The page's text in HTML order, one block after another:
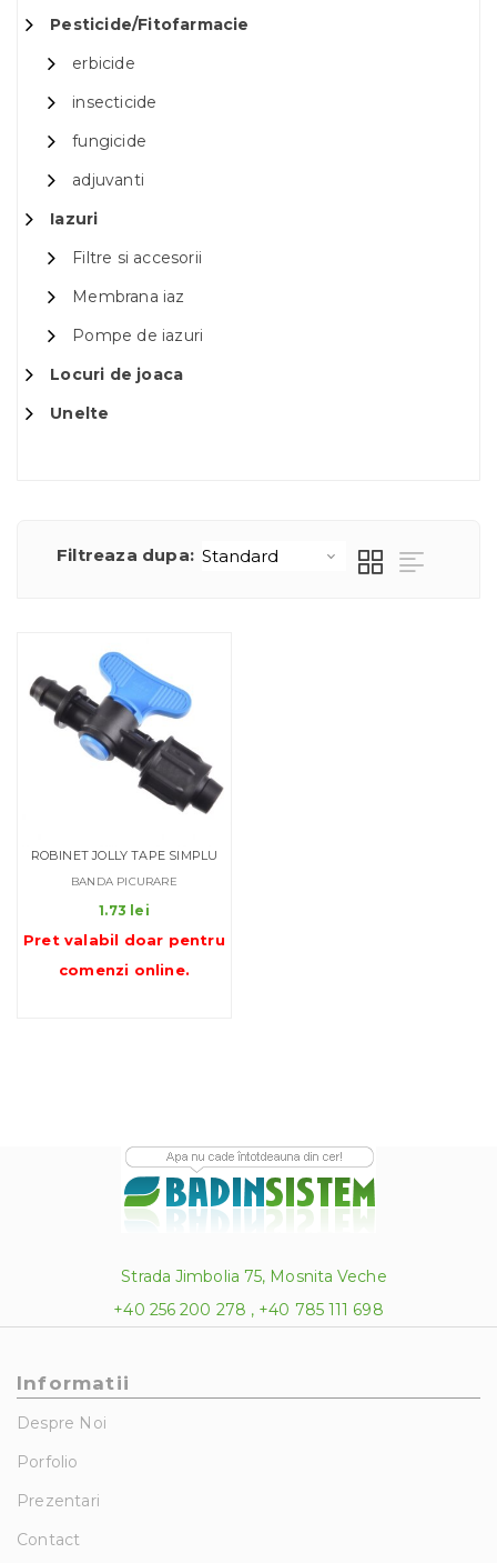
Pesticide/Fitofarmacie
erbicide
insecticide
fungicide
adjuvanti
Iazuri
Filtre si accesorii
Membrana iaz
Pompe de iazuri
Locuri de joaca
Unelte
Filtreaza dupa:
ROBINET JOLLY TAPE SIMPLU
BANDA PICURARE
1.73 lei
Pret valabil doar pentru
comenzi online.
Strada Jimbolia 75, Mosnita Veche
+40 256 200 278 , +40 785 111 698
Informatii
Despre Noi
Porfolio
Prezentari
Contact